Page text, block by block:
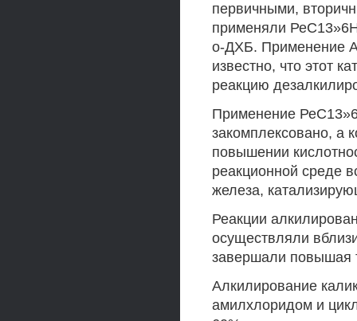
первичными,
применяли
о-ДХБ. Применение
известно, что этот
реакцию
Применение
закомплексовано, а
повышении
реакционной среде
железа,
Реакции
осуществляли
завершали повышая
Алкилирование
амилхлоридом и